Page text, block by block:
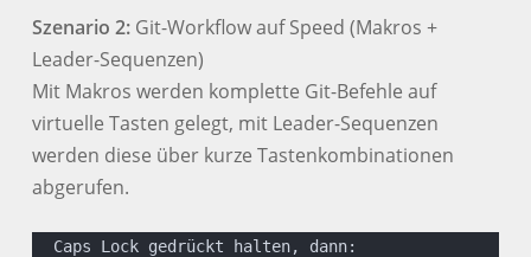
Szenario 2:Git-Workflow auf Speed (Makros +
Leader-Sequenzen)
Mit Makros werden komplette Git-Befehle auf
virtuelle Tasten gelegt, mit Leader-Sequenzen
werden diese über kurze Tastenkombinationen
abgerufen.
Caps Lock gedrückt halten, dann: